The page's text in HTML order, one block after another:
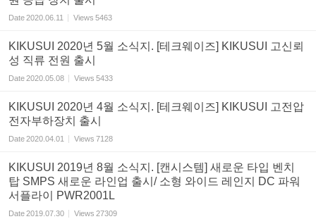
Date2020.06.11 Views 5463
KIKUSUI 2020년 5월 소식지. [테크웨이즈] KIKUSUI 고신뢰
성 직류 전원 출시
Date2020.05.08 Views 5433
KIKUSUI 2020년 4월 소식지. [테크웨이즈] KIKUSUI 고전압
전자부하장치 출시
Date2020.04.01 Views 7128
KIKUSUI 2019년 8월 소식지. [캔시스템] 새로운 타입 벤치
탑 SMPS 새로운 라인업 출시/ 소형 와이드 레인지 DC 파워
서플라이 PWR2001L
Date2019.07.30 Views 27309